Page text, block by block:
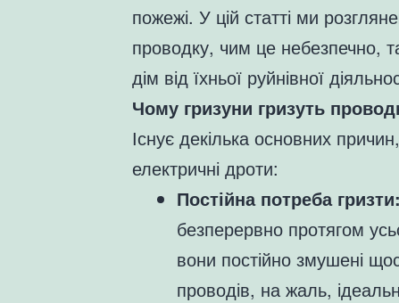
пожежі. У цій статті ми
проводку, чим це небезпечно,
дім від їхньої руйнівної
Чому гризуни гризуть
Існує декілька основних
електричні дроти:
Постійна потреба гризти:
безперервно протягом
вони постійно змушені
проводів, на жаль,